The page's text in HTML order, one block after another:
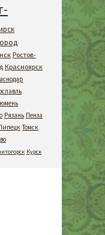
Ростов-
Красноярск
Рязань Пенза
Томск
Курск